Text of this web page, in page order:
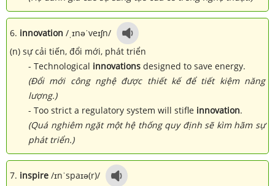
6. innovation /ˌɪnəˈveɪʃn/
(n) sự cải tiến, đổi mới, phát triển
- Technological innovations designed to save energy.
(Đổi mới công nghệ được thiết kế để tiết kiệm năng
lượng.)
- Too strict a regulatory system will stifle innovation.
(Quá nghiêm ngặt một hệ thống quy định sẽ kìm hãm sự
phát triển.)
7. inspire /ɪnˈspaɪə(r)/